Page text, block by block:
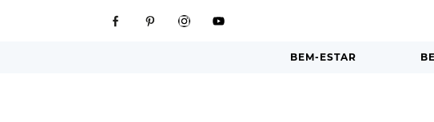
BEM-ESTAR